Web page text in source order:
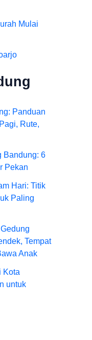
Mulai
Panduan
Rute,
Bandung: 6
Pekan
Hari: Titik
Paling
Tempat
Anak
Kota
untuk